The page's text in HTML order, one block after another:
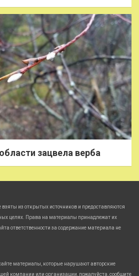
зацвела верба
из открытых источников и предоставляются
целях. Права на материалы принадлежат их
ответственности за содержание материала не
материалы, которые нарушают авторские
компании или организации, пожалуйста, сообщите